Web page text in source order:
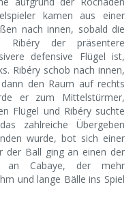
kamen aus einer
nach innen, sobald die
Ribéry der präsentere
defensive Flügel ist,
Ribéry schob nach innen,
den Raum auf rechts
er zum Mittelstürmer,
Flügel und Ribéry suchte
zahlreiche Übergeben
wurde, bot sich einer
der Ball ging an einen der
an Cabaye, der mehr
und lange Bälle ins Spiel